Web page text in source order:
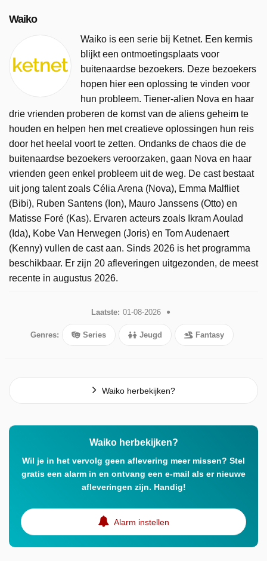
Waiko
Waiko is een serie bij Ketnet. Een kermis
blijkt een ontmoetingsplaats voor
buitenaardse bezoekers. Deze bezoekers
hopen hier een oplossing te vinden voor
hun probleem. Tiener-alien Nova en haar
drie vrienden proberen de komst van de aliens geheim te
houden en helpen hen met creatieve oplossingen hun reis
door het heelal voort te zetten. Ondanks de chaos die de
buitenaardse bezoekers veroorzaken, gaan Nova en haar
vrienden geen enkel probleem uit de weg. De cast bestaat
uit jong talent zoals Célia Arena (Nova), Emma Malfliet
(Bibi), Ruben Santens (Ion), Mauro Janssens (Otto) en
Matisse Foré (Kas). Ervaren acteurs zoals Ikram Aoulad
(Ida), Kobe Van Herwegen (Joris) en Tom Audenaert
(Kenny) vullen de cast aan. Sinds 2026 is het programma
beschikbaar. Er zijn 20 afleveringen uitgezonden, de meest
recente in augustus 2026.
Laatste: 01-08-2026
Genres: Series Jeugd Fantasy
Waiko herbekijken?
Waiko herbekijken?
Wil je in het vervolg geen aflevering meer missen? Stel
gratis een alarm in en ontvang een e-mail als er nieuwe
afleveringen zijn. Handig!
Alarm instellen